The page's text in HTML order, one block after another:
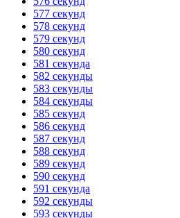
577 секунд
578 секунд
579 секунд
580 секунд
581 секунда
582 секунды
583 секунды
584 секунды
585 секунд
586 секунд
587 секунд
588 секунд
589 секунд
590 секунд
591 секунда
592 секунды
593 секунды